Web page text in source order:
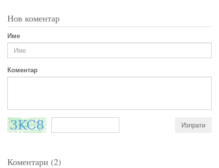
Нов коментар
Име
Коментар
Коментари (2)